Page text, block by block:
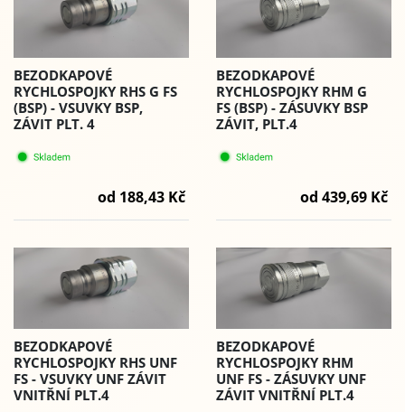
BEZODKAPOVÉ
RYCHLOSPOJKY RHS G FS
(BSP) - VSUVKY BSP,
ZÁVIT PLT. 4
od 188,43 Kč
BEZODKAPOVÉ
RYCHLOSPOJKY RHM G
FS (BSP) - ZÁSUVKY BSP
ZÁVIT, PLT.4
od 439,69 Kč
BEZODKAPOVÉ
RYCHLOSPOJKY RHS UNF
FS - VSUVKY UNF ZÁVIT
VNITŘNÍ PLT.4
BEZODKAPOVÉ
RYCHLOSPOJKY RHM
UNF FS - ZÁSUVKY UNF
ZÁVIT VNITŘNÍ PLT.4